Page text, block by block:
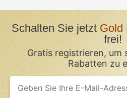
Schalten Sie jetztGold
frei!
Gratis registrieren, um
Rabatten zu